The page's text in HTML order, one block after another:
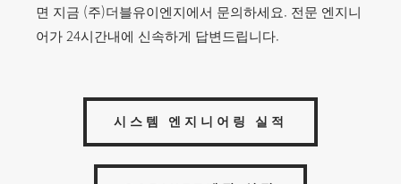
면 지금 (주)더블유이엔지에서 문의하세요. 전문 엔지니
어가 24시간내에 신속하게 답변드립니다.
시스템 엔지니어링 실적